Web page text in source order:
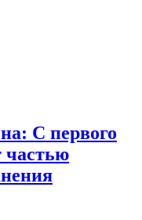
С первого
частью